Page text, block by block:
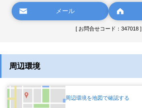
メール
[ お問合せコード：347018 ]
周辺環境
周辺環境を地図で確認する